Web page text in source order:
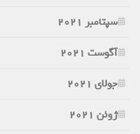
سپتامبر 2021
آگوست 2021
جولای 2021
ژوئن 2021